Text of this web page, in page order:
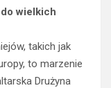
wielkich
takich jak
to marzenie
Drużyna